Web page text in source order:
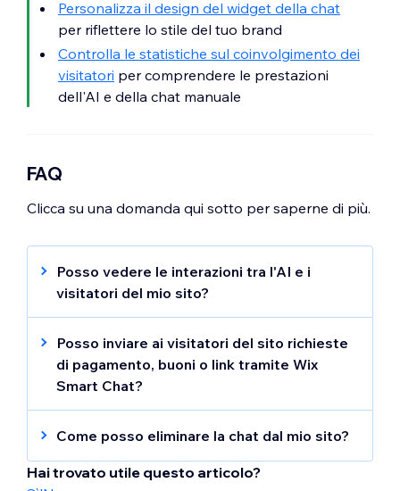
Personalizza il design del widget della chat
per riflettere lo stile del tuo brand
Controlla le statistiche sul coinvolgimento dei
visitatori per comprendere le prestazioni
dell'AI e della chat manuale
FAQ
Clicca su una domanda qui sotto per saperne di più.
Posso vedere le interazioni tra l'AI e i
visitatori del mio sito?
Sì, puoi monitorare le interazioni rivedendo
le conversazioni
nella tua Casella di posta .
Ciò ti consente di comprendere le domande
più comuni e migliorare le risposte dell'AI.
Posso inviare ai visitatori del sito richieste
di pagamento, buoni o link tramite Wix
Smart Chat?
Sì, puoi inviare manualmente ai visitatori
richieste di pagamento, buoni, link e altro
ancora dalla tua
Pannello di controllo del tuo sito. Per inviare
Come posso eliminare la chat dal mio sito?
Per rimuovere la Smart Chat dal tuo sito,
tutto ciò che devi fare è eliminare il widget
Hai trovato utile questo articolo?